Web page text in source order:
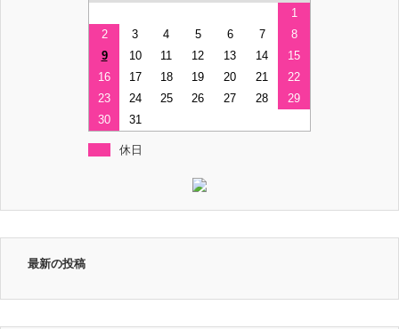
1
2
3 4 5 6 7
8
9
10 11 12 13 14
15
16
17 18 19 20 21
22
23
24 25 26 27 28
29
30
31
休日
最新の投稿